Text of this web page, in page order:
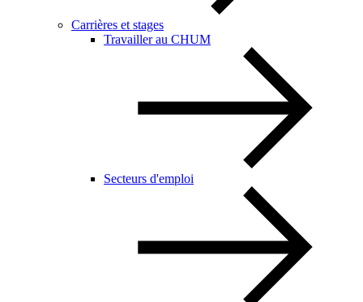
Carrières et stages
Travailler au CHUM
Secteurs d'emploi